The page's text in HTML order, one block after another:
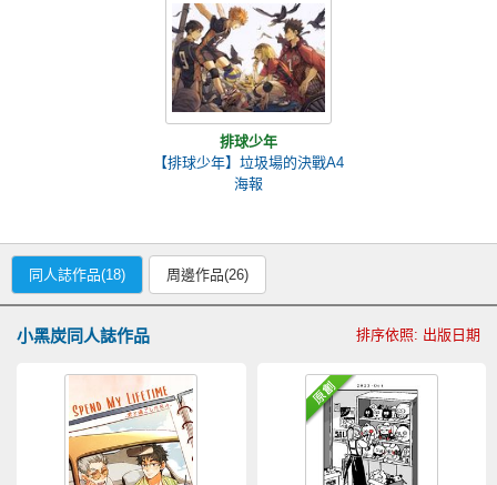
排球少年
【排球少年】垃圾場的決戰A4
海報
同人誌作品(18) 周邊作品(26)
小黑炭同人誌作品 排序依照: 出版日期